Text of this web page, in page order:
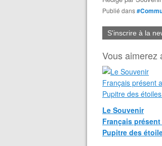
Publié dans
S'inscrire à la
Vous aimerez
Le Souvenir
Français présent
Pupitre des